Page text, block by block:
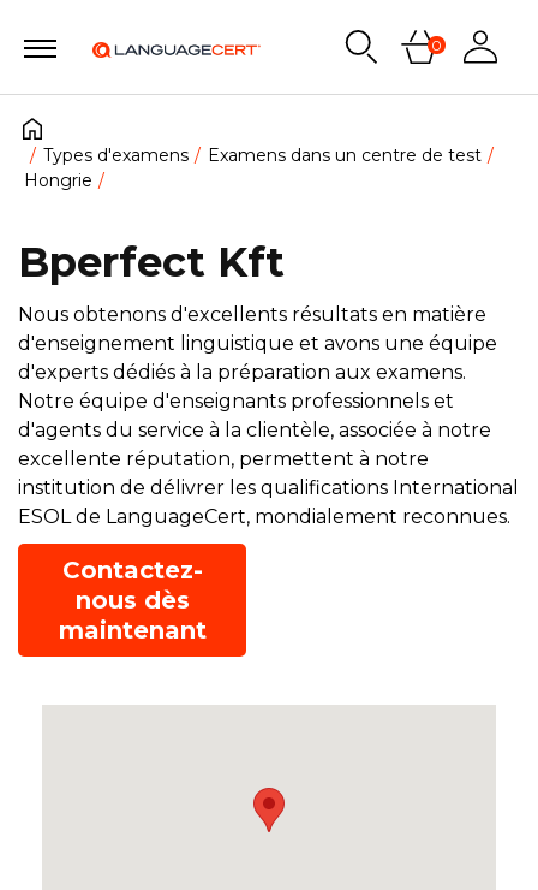
0
Types d'examens
Examens dans un centre de test
Hongrie
Bperfect Kft
Nous obtenons d'excellents résultats en matière
d'enseignement linguistique et avons une équipe
d'experts dédiés à la préparation aux examens.
Notre équipe d'enseignants professionnels et
d'agents du service à la clientèle, associée à notre
excellente réputation, permettent à notre
institution de délivrer les qualifications International
ESOL de LanguageCert, mondialement reconnues.
Contactez-
nous dès
maintenant